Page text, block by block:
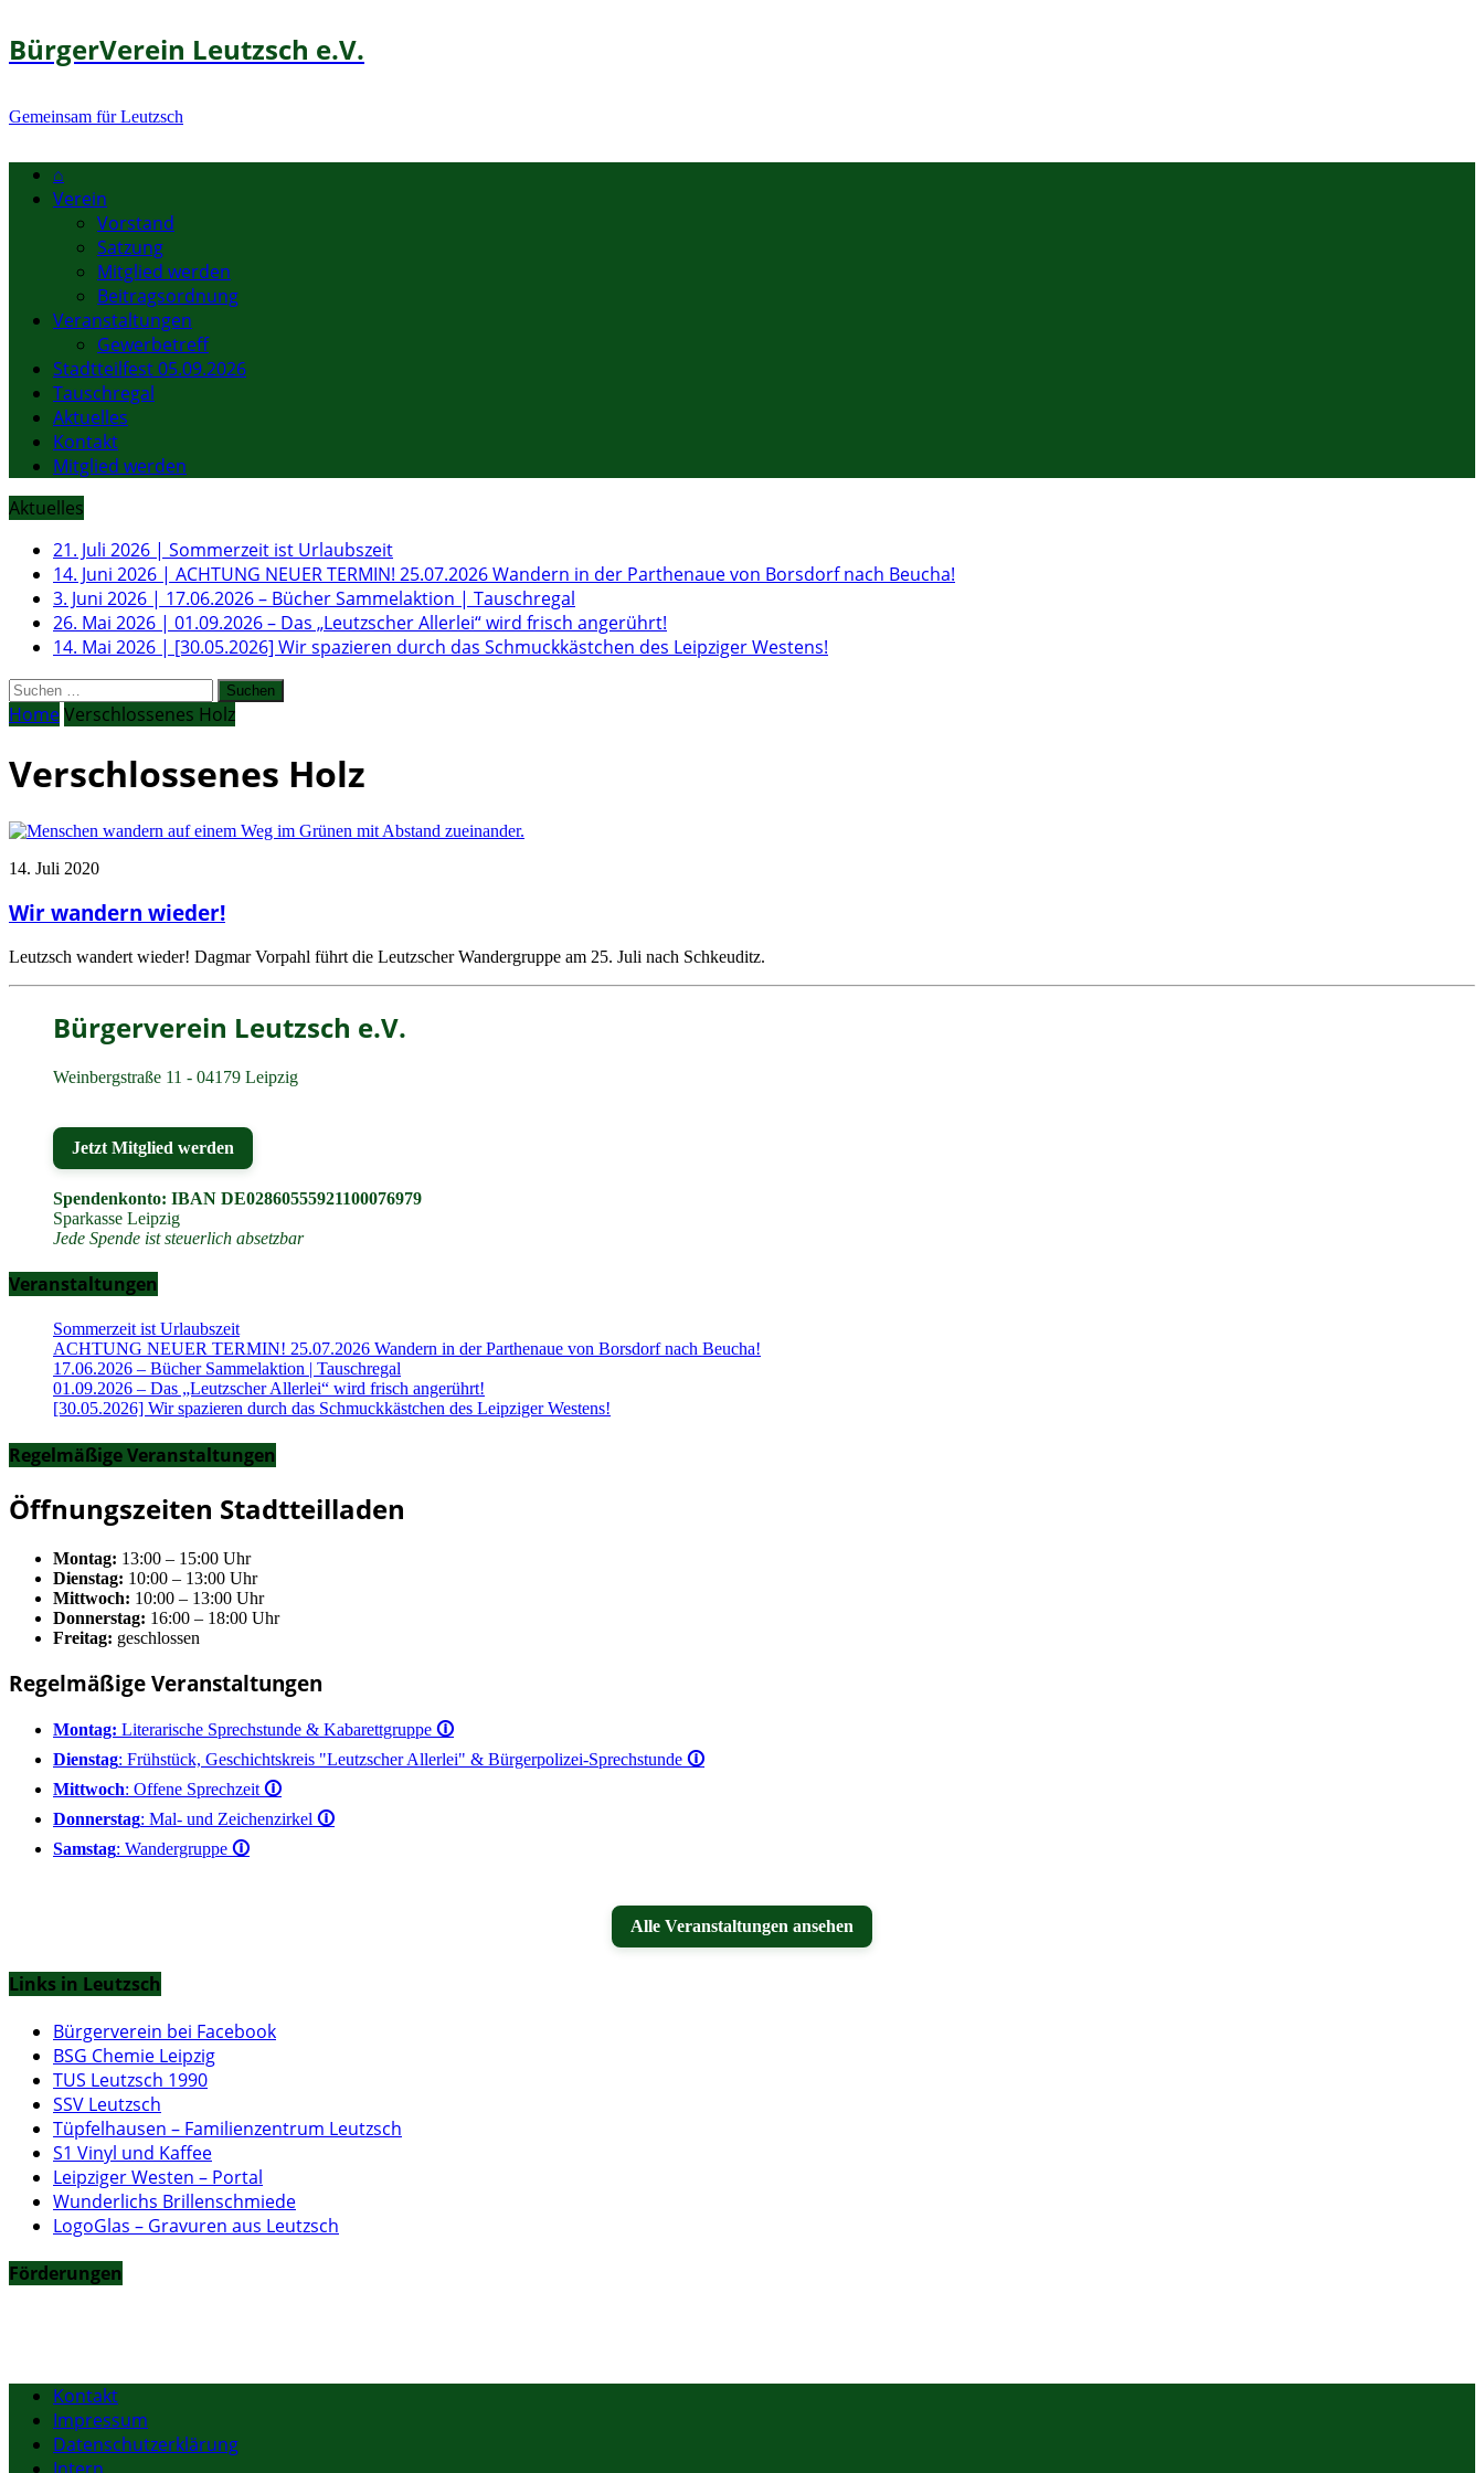
BürgerVerein Leutzsch e.V.
Gemeinsam für Leutzsch
⌂
Verein
Vorstand
Satzung
Mitglied werden
Beitragsordnung
Veranstaltungen
Gewerbetreff
Stadtteilfest 05.09.2026
Tauschregal
Aktuelles
Kontakt
Mitglied werden
Aktuelles
21. Juli 2026 | Sommerzeit ist Urlaubszeit
14. Juni 2026 | ACHTUNG NEUER TERMIN! 25.07.2026 Wandern in der Parthenaue von Borsdorf nach Beucha!
3. Juni 2026 | 17.06.2026 – Bücher Sammelaktion | Tauschregal
26. Mai 2026 | 01.09.2026 – Das „Leutzscher Allerlei“ wird frisch angerührt!
14. Mai 2026 | [30.05.2026] Wir spazieren durch das Schmuckkästchen des Leipziger Westens!
Suchen
nach:
HomeVerschlossenes Holz
Verschlossenes Holz
14. Juli 2020
Wir wandern wieder!
Leutzsch wandert wieder! Dagmar Vorpahl führt die Leutzscher Wandergruppe am 25. Juli nach Schkeuditz.
Bürgerverein Leutzsch e.V.
Weinbergstraße 11 - 04179 Leipzig
Jetzt Mitglied werden
Spendenkonto: IBAN DE02860555921100076979
Sparkasse Leipzig
Jede Spende ist steuerlich absetzbar
Veranstaltungen
Sommerzeit ist Urlaubszeit
ACHTUNG NEUER TERMIN! 25.07.2026 Wandern in der Parthenaue von Borsdorf nach Beucha!
17.06.2026 – Bücher Sammelaktion | Tauschregal
01.09.2026 – Das „Leutzscher Allerlei“ wird frisch angerührt!
[30.05.2026] Wir spazieren durch das Schmuckkästchen des Leipziger Westens!
Regelmäßige Veranstaltungen
Öffnungszeiten Stadtteilladen
Montag: 13:00 – 15:00 Uhr
Dienstag: 10:00 – 13:00 Uhr
Mittwoch: 10:00 – 13:00 Uhr
Donnerstag: 16:00 – 18:00 Uhr
Freitag: geschlossen
Regelmäßige Veranstaltungen
Montag: Literarische Sprechstunde & Kabarettgruppe 🛈
Dienstag: Frühstück, Geschichtskreis "Leutzscher Allerlei" & Bürgerpolizei-Sprechstunde 🛈
Mittwoch: Offene Sprechzeit 🛈
Donnerstag: Mal- und Zeichenzirkel 🛈
Samstag: Wandergruppe 🛈
Alle Veranstaltungen ansehen
Links in Leutzsch
Bürgerverein bei Facebook
BSG Chemie Leipzig
TUS Leutzsch 1990
SSV Leutzsch
Tüpfelhausen – Familienzentrum Leutzsch
S1 Vinyl und Kaffee
Leipziger Westen – Portal
Wunderlichs Brillenschmiede
LogoGlas – Gravuren aus Leutzsch
Förderungen
Kontakt
Impressum
Datenschutzerklärung